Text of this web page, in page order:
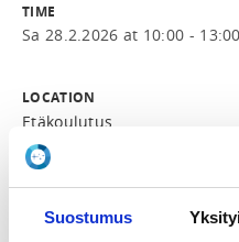
Suostumus
TIME
Sa 28.2.2026 at 10:00 - 13:00
LOCATION
Etäkoulutus
LOCALITY
Helsinki